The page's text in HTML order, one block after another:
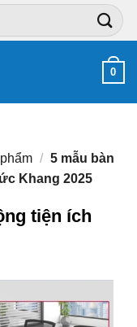
0
/ 5 mẫu bàn
Khang 2025
tiện ích